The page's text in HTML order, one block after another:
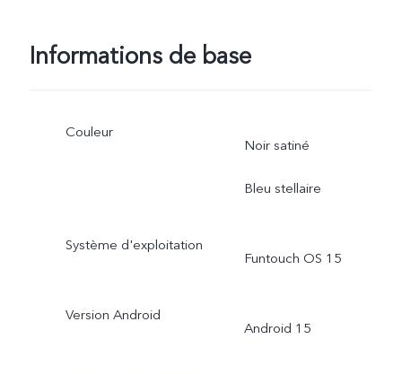
Informations de base
Couleur
Noir satiné
Bleu stellaire
Système d'exploitation
Funtouch OS 15
Version Android
Android 15